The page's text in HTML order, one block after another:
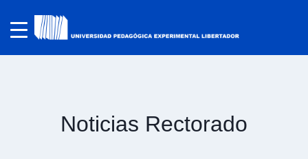
Noticias Rectorado